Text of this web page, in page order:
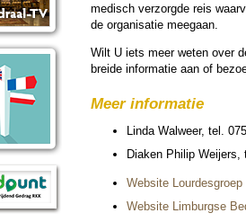
medisch ver­zorgde reis
de organi­satie mee­gaan.
Wilt U iets meer weten over
breide in­for­ma­tie aan of
Meer in­for­ma­tie
Linda Walweer, tel.
Diaken Philip Weijers,
Website
Website Limburgse